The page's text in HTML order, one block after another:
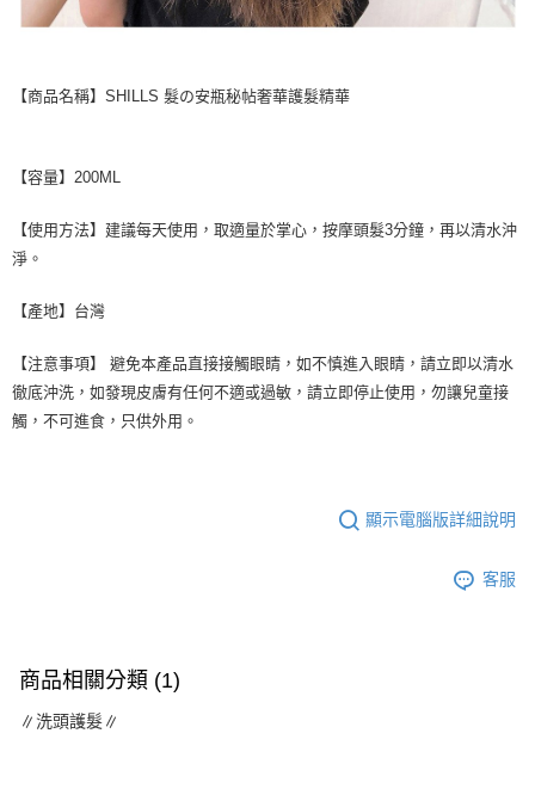
【商品名稱】SHILLS 髮の安瓶秘帖奢華護髮精華
【容量】200ML
【使用方法】建議每天使用，取適量於掌心，按摩頭髮3分鐘，再以清水沖
淨。
【產地】台灣
【注意事項】 避免本產品直接接觸眼睛，如不慎進入眼睛，請立即以清水
徹底沖洗，如發現皮膚有任何不適或過敏，請立即停止使用，勿讓兒童接
觸，不可進食，只供外用。
顯示電腦版詳細說明
客服
商品相關分類 (1)
∥洗頭護髮∥